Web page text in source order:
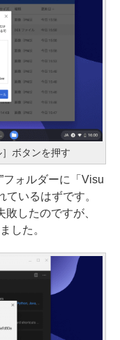
ボタンを押す
ォルダーに「Visu
いるはずです。
したのですが、
した。